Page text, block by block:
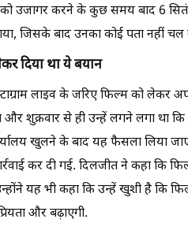
उजागर करने के कुछ समय बाद 6
जिसके बाद उनका कोई पता नहीं चल
दिया था ये बयान
लाइव के जरिए फिल्म को लेकर
और शुक्रवार से ही उन्हें लगने लगा था
खुलने के बाद यह फैसला लिया
कर दी गई. दिलजीत ने कहा कि
यह भी कहा कि उन्हें खुशी है कि
और बढ़ाएगी.